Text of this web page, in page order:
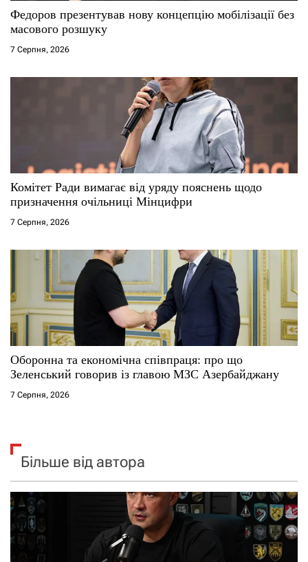
с
і
в
Федоров презентував нову концепцію мобілізації без
масового розшуку
7 Серпня, 2026
Комітет Ради вимагає від уряду пояснень щодо
призначення очільниці Мінцифри
7 Серпня, 2026
Оборонна та економічна співпраця: про що
Зеленський говорив із главою МЗС Азербайджану
7 Серпня, 2026
Більше від автора